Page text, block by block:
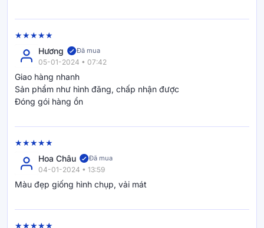
Hương Đã mua
05-01-2024 • 07:42
Giao hàng nhanh
Sản phẩm như hình đăng, chấp nhận được
Đóng gói hàng ổn
Hoa Châu Đã mua
04-01-2024 • 13:59
Màu đẹp giống hình chụp, vải mát